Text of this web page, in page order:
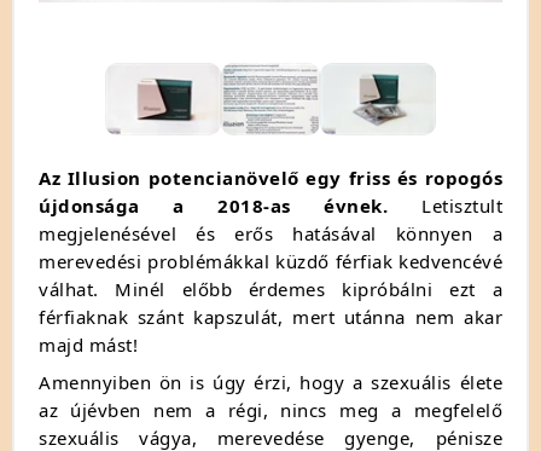
Az Illusion potencianövelő egy friss és ropogós
újdonsága a 2018-as évnek. Letisztult
megjelenésével és erős hatásával könnyen a
merevedési problémákkal küzdő férfiak kedvencévé
válhat. Minél előbb érdemes kipróbálni ezt a
férfiaknak szánt kapszulát, mert utánna nem akar
majd mást!
Amennyiben ön is úgy érzi, hogy a szexuális élete
az újévben nem a régi, nincs meg a megfelelő
szexuális vágya, merevedése gyenge, pénisze